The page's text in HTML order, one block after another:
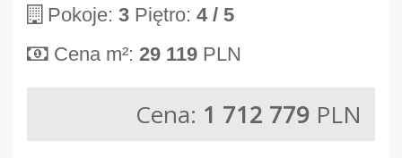
Pokoje: 3 Piętro: 4 / 5
Cena m²: 29 119 PLN
Cena: 1 712 779 PLN